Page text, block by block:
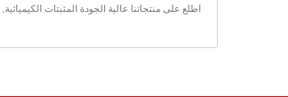
اطلع على منتجاتنا عالية الجودة المثبتات الكيميائية